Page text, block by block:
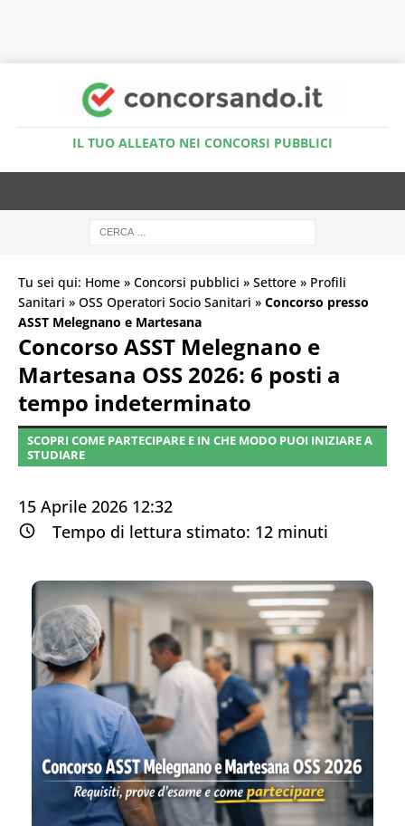
IL TUO ALLEATO NEI CONCORSI PUBBLICI
Tu sei qui: Home » Concorsi pubblici » Settore » Profili
Sanitari » OSS Operatori Socio Sanitari » Concorso presso
ASST Melegnano e Martesana
Concorso ASST Melegnano e
Martesana OSS 2026: 6 posti a
tempo indeterminato
SCOPRI COME PARTECIPARE E IN CHE MODO PUOI INIZIARE A
STUDIARE
15 Aprile 2026 12:32
Tempo di lettura stimato: 12 minuti